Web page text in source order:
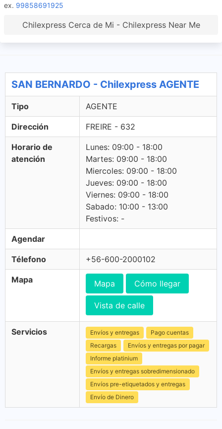
ex. 99858691925
Chilexpress Cerca de Mi - Chilexpress Near Me
SAN BERNARDO - Chilexpress AGENTE
Tipo AGENTE
Dirección FREIRE - 632
Horario de
atención
Lunes: 09:00 - 18:00
Martes: 09:00 - 18:00
Miercoles: 09:00 - 18:00
Jueves: 09:00 - 18:00
Viernes: 09:00 - 18:00
Sabado: 10:00 - 13:00
Festivos: -
Agendar
Télefono +56-600-2000102
Mapa Mapa Cómo llegar
Vista de calle
Servicios Envíos y entregas
Pago cuentas
Recargas
Envíos y entregas por pagar
Informe platinium
Envíos y entregas sobredimensionado
Envíos pre-etiquetados y entregas
Envío de Dinero